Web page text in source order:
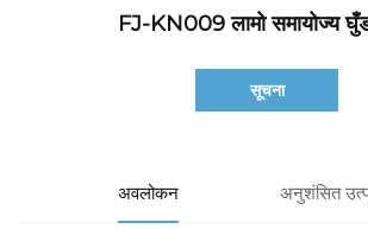
FJ-KN009 लामो समायोज्य
सूचना
अवलोकन अनुशंसित